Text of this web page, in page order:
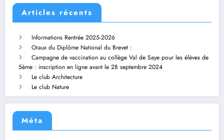
Articles récents
Informations Rentrée 2025-2026
Oraux du Diplôme National du Brevet :
Campagne de vaccination au collège Val de Saye pour les élèves de
5ème : inscription en ligne avant le 28 septembre 2024
Le club Architecture
Le club Nature
Méta